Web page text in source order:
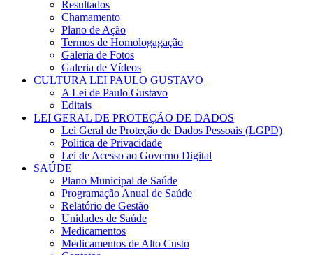
Resultados
Chamamento
Plano de Ação
Termos de Homologagação
Galeria de Fotos
Galeria de Vídeos
CULTURA LEI PAULO GUSTAVO
A Lei de Paulo Gustavo
Editais
LEI GERAL DE PROTEÇÃO DE DADOS
Lei Geral de Proteção de Dados Pessoais (LGPD)
Politica de Privacidade
Lei de Acesso ao Governo Digital
SAÚDE
Plano Municipal de Saúde
Programação Anual de Saúde
Relatório de Gestão
Unidades de Saúde
Medicamentos
Medicamentos de Alto Custo